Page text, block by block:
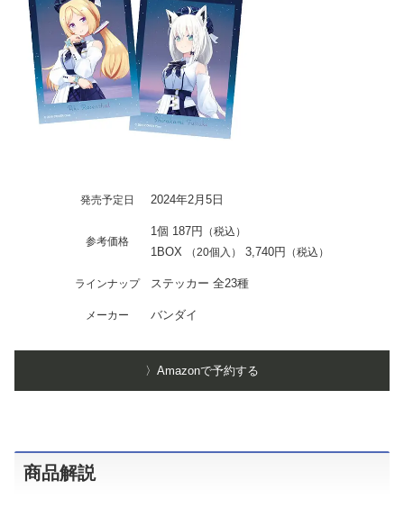
発売予定日 2024年2月5日
参考価格
1個 187円 （税込）
1BOX （20個入） 3,740円 （税込）
ラインナップ ステッカー 全23種
メーカー バンダイ
〉Amazonで予約する
商品解説